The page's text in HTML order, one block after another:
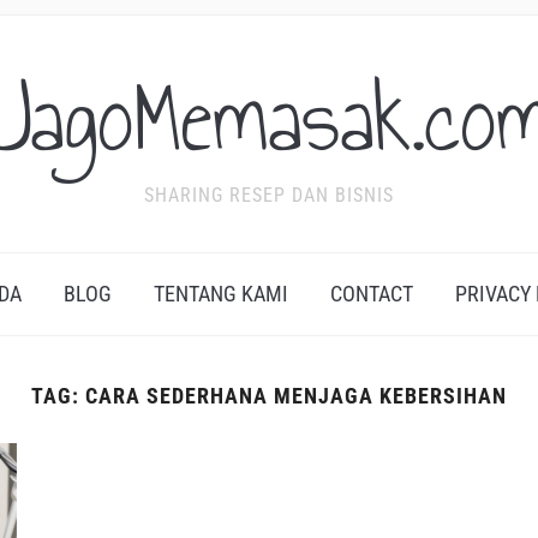
SHARING RESEP DAN BISNIS
BLOG TENTANG KAMI CONTACT PRIVACY
TAG: CARA SEDERHANA MENJAGA KEBERSIHAN